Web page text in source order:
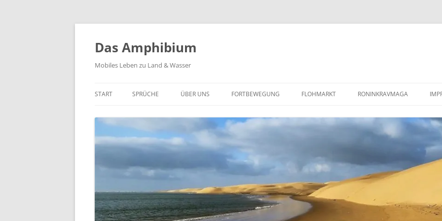
Zum
Das Amphibium
Mobiles Leben zu Land & Wasser
START SPRÜCHE ÜBER UNS FORTBEWEGUNG FLOHMARKT
LUFTLANDEBLECHE
REPARATURANLEITUNG/WERKSTATTHANDBUCH
DEFENDER TD5
RONINKRAVMAGA
KOBUDO
MINDFULNESS BASED STRESS
REDUCTION (MBSR)
(WILDNISPÄDAGOGIK)
BARFUSSLAUFEN